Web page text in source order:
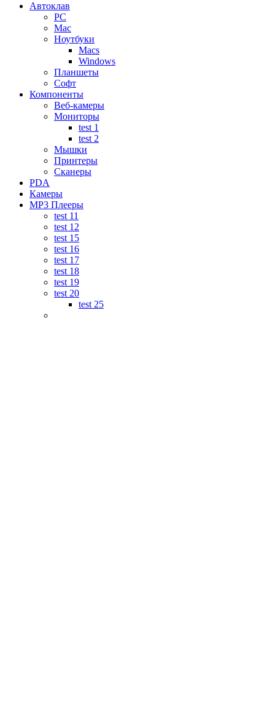
Автоклав
PC
Mac
Ноутбуки
Macs
Windows
Планшеты
Софт
Компоненты
Веб-камеры
Мониторы
test 1
test 2
Мышки
Принтеры
Сканеры
PDA
Камеры
MP3 Плееры
test 11
test 12
test 15
test 16
test 17
test 18
test 19
test 20
test 25